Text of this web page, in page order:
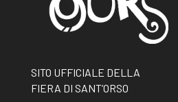
SITO UFFICIALE DELLA
FIERA DI SANT’ORSO